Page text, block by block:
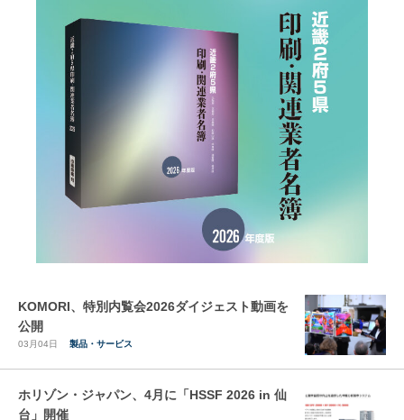
KOMORI、特別内覧会2026ダイジェスト動画を
公開
03月04日 製品・サービス
ホリゾン・ジャパン、4月に「HSSF 2026 in 仙
台」開催